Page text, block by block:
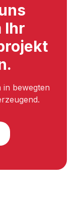
Ihr
bewegten